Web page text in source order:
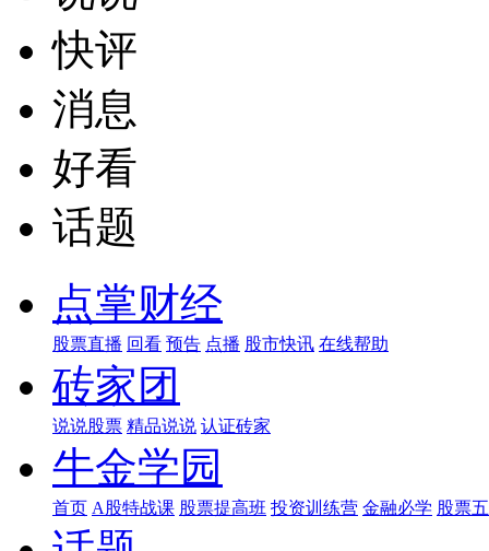
快评
消息
好看
话题
点掌财经
股票直播 回看 预告 点播 股市快讯 在线帮助
砖家团
说说股票 精品说说 认证砖家
牛金学园
首页 A股特战课 股票提高班 投资训练营 金融必学 股票